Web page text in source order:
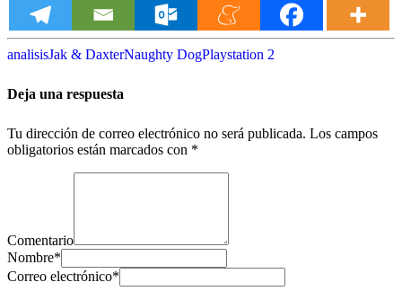
analisisJak & DaxterNaughty DogPlaystation 2
Deja una respuesta
Tu dirección de correo electrónico no será publicada. Los campos
obligatorios están marcados con *
Comentario
Nombre*
Correo electrónico*